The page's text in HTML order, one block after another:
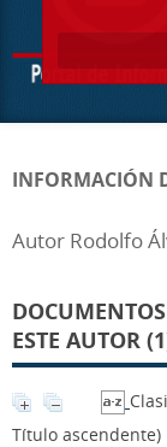
INFORMACIÓN
Autor Rodolfo
ESTE AUTOR
Título ascendente)